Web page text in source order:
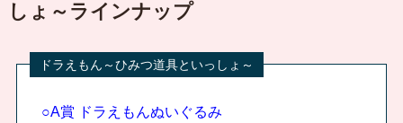
しょ～ラインナップ
○A賞 ドラえもんぬいぐるみ